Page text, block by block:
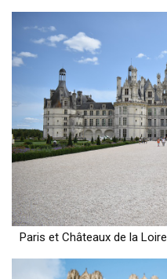
Paris et Châteaux de la Loire